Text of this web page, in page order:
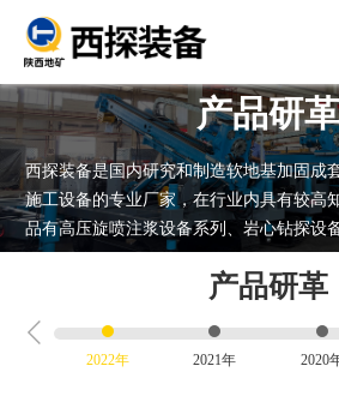
产品研革
西探装备是国内研究和制造软地基加固成
施工设备的专业厂家，在行业内具有较高
品有高压旋喷注浆设备系列、岩心钻探设
备系列、环保取样与治理
公司产品可搭载自主研发的5G“西探云”数
梁、大坝围堰、应急抢险等工程施工建设
和同行公认为世界级难题的宜万铁路齐岳
产品研革
2022年 2021年 2020